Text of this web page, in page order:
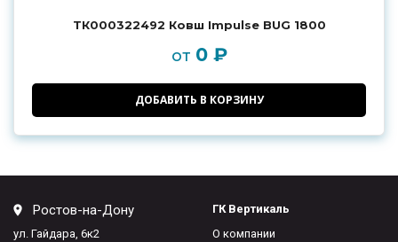
ТК000322492 Ковш Impulse BUG 1800
от 0 ₽
ДОБАВИТЬ В КОРЗИНУ
Ростов-на-Дону
ул. Гайдара, 6к2
ГК Вертикаль
О компании